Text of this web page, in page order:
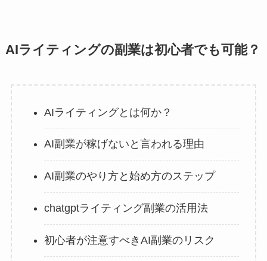
AIライティングの副業は初心者でも可能？
AIライティングとは何か？
AI副業が稼げないと言われる理由
AI副業のやり方と始め方のステップ
chatgptライティング副業の活用法
初心者が注意すべきAI副業のリスク